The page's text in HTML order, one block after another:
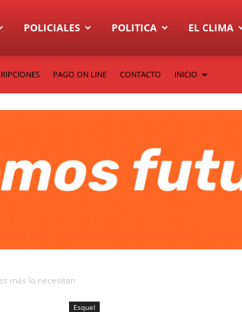
POLICIALES POLITICA EL CLIMA
PAGO ON LINE CONTACTO INICIO
más lo necesitan
Esquel